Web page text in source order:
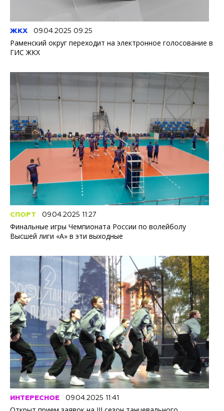
ЖКХ 09.04.2025 09:25
Раменский округ переходит на электронное голосование в
ГИС ЖКХ
СПОРТ 09.04.2025 11:27
Финальные игры Чемпионата России по волейболу
Высшей лиги «А» в эти выходные
ИНТЕРЕСНОЕ 09.04.2025 11:41